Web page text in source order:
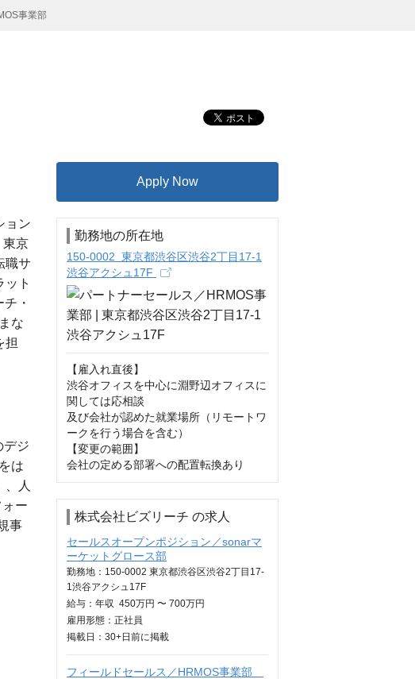
事業部
ョン
東京
職サ
ット
・
な
担
デジ
は
、人
ー
事
Apply Now
勤務地の所在地
150-0002 東京都渋谷区渋谷2丁目17-1
渋谷アクシュ17F
【雇入れ直後】
渋谷オフィスを中心に淵野辺オフィスに
関しては応相談
及び会社が認めた就業場所（リモートワ
ークを行う場合を含む）
【変更の範囲】
会社の定める部署への配置転換あり
株式会社ビズリーチ の求人
セールスオープンポジション／sonarマ
ーケットグロース部
勤務地：150-0002 東京都渋谷区渋谷2丁目17-
1渋谷アクシュ17F
給与： 年収 450万円 〜 700万円
雇用形態：正社員
掲載日： 30+日 前に掲載
フィールドセールス／HRMOS事業部